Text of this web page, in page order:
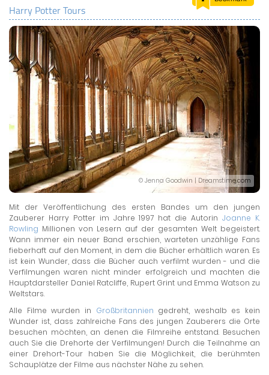
LERNCENTER
ENGLISCH
ENGLAND ZUHAUSE
BRITISH SHOP
Harry Potter Tours
© Jenna Goodwin | Dreamstime.com
Mit der Veröffentlichung des ersten Bandes um den jungen
Zauberer Harry Potter im Jahre 1997 hat die AutorinJoanne K.
Rowling Millionen von Lesern auf der gesamten Welt begeistert.
Wann immer ein neuer Band erschien, warteten unzählige Fans
fieberhaft auf den Moment, in dem die Bücher erhältlich waren. Es
ist kein Wunder, dass die Bücher auch verfilmt wurden - und die
Verfilmungen waren nicht minder erfolgreich und machten die
Hauptdarsteller Daniel Ratcliffe, Rupert Grint und Emma Watson zu
Weltstars.
Alle Filme wurden in Großbritannien gedreht, weshalb es kein
Wunder ist, dass zahlreiche Fans des jungen Zauberers die Orte
besuchen möchten, an denen die Filmreihe entstand. Besuchen
auch Sie die Drehorte der Verfilmungen! Durch die Teilnahme an
einer Drehort-Tour haben Sie die Möglichkeit, die berühmten
Schauplätze der Filme aus nächster Nähe zu sehen.